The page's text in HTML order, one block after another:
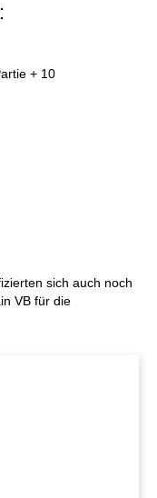
+ 10
sich auch noch
VB für die